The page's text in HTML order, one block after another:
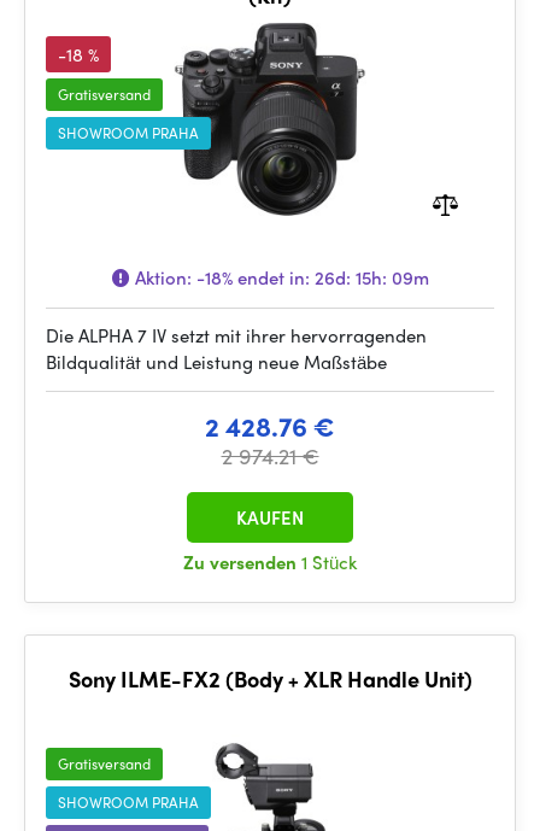
-18 %
Gratisversand
SHOWROOM PRAHA
Aktion: -18%endet in: 26d: 15h: 09m
Die ALPHA 7 IV setzt mit ihrer hervorragenden
Bildqualität und Leistung neue Maßstäbe
2 428.76 €
2 974.21 €
Zu versenden 1 Stück
KAUFEN
Sony ILME-FX2 (Body + XLR Handle Unit)
Gratisversand
SHOWROOM PRAHA